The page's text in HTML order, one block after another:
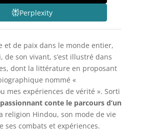
Perplexity
et de paix dans le monde entier,
de son vivant, s’est illustré dans
dont la littérature en proposant
nommé «
mes expériences de vérité ». Sorti
conte le parcours d’un
religion Hindou, son mode de vie
ses combats et expériences.